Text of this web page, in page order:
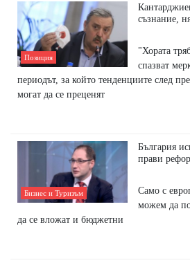
Позиция
съзнание,
"Хората
спазват
периодът, за който тенденциите след
могат да се преценят
Бизнес и Туризъм
България
прави
Само с
можем да
да се вложат и бюджетни